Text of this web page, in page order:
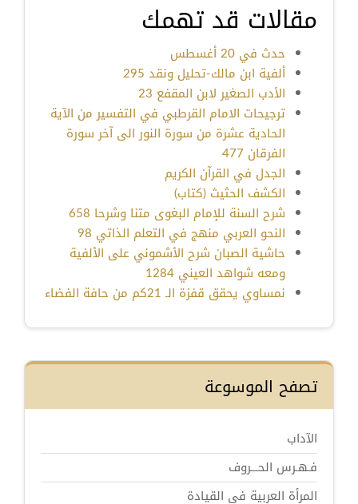
مقالات قد تهمك
حدث في 20 أغسطس
ألفية ابن مالك-تحليل ونقد 295
الأدب الصغير لابن المقفع 23
ترجيحات الامام القرطبي في التفسير من الآية
الحادية عشرة من سورة النور الى آخر سورة
الفرقان 477
الجدل في القرآن الكريم
الكشف الحثيث (كتاب)
شرح السنة للإمام البغوى متنا وشرحا 658
النحو العربي منهج في التعلم الذاتي 98
حاشية الصبان شرح الأشموني على الألفية
ومعه شواهد العيني 1284
نمساوي يحقق قفزة الـ 21كم من حافة الفضاء
تصفح الموسوعة
الآداب
فـهـرس الحـــروف
المرأة العربية في القيادة